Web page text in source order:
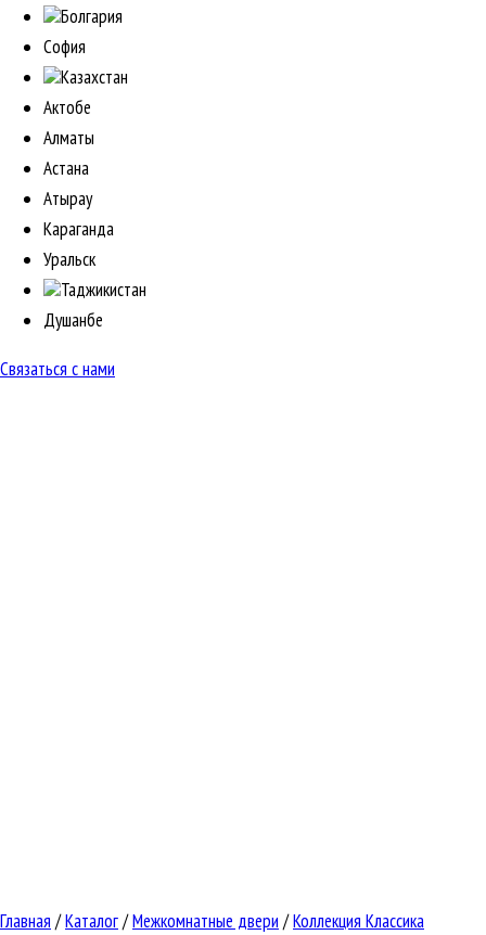
Болгария
София
Казахстан
Актобе
Алматы
Астана
Атырау
Караганда
Уральск
Таджикистан
Душанбе
Связаться с нами
Главная /Каталог/Межкомнатные двери /Коллекция Классика